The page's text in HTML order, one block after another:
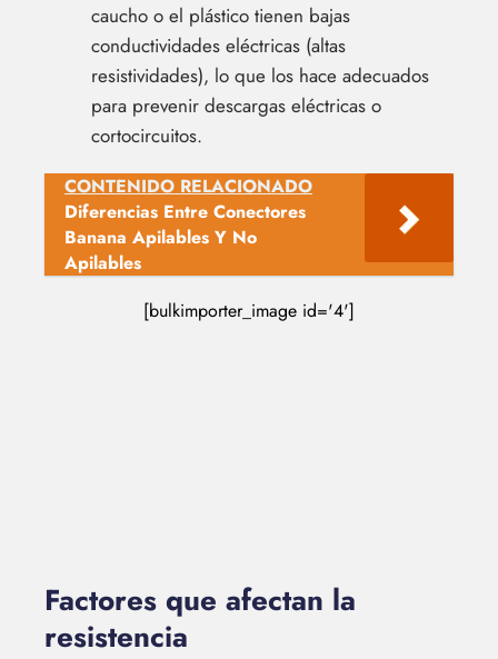
caucho o el plástico tienen bajas
conductividades eléctricas (altas
resistividades), lo que los hace adecuados
para prevenir descargas eléctricas o
cortocircuitos.
CONTENIDO RELACIONADO
Diferencias Entre Conectores
Banana Apilables Y No
Apilables
[bulkimporter_image id='4']
Factores que afectan la
resistencia